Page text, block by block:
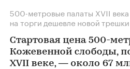
500-метровые палаты XVII
на торги дешевле новой трешки
Стартовая цена 500-
Кожевенной слободы,
XVII веке, — около 67